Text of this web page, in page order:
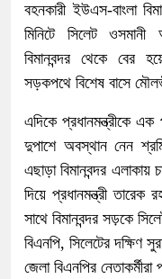
বহনকারী ইউএস-বাংলা
মিনিটে সিলেট ওসমানী
বিমানবন্দর থেকে বের
সড়কপথে বিশেষ বাসে
এদিকে প্রধানমন্ত্রীকে
দুপাশে অবস্থান নেন
এছাড়া বিমানবন্দর এলাকায়
দিয়ে প্রধানমন্ত্রী তারেক
সাথে বিমানবন্দর সড়কে
বিএনপি, সিলেটের দক্ষিণ
জেলা বিএনপির